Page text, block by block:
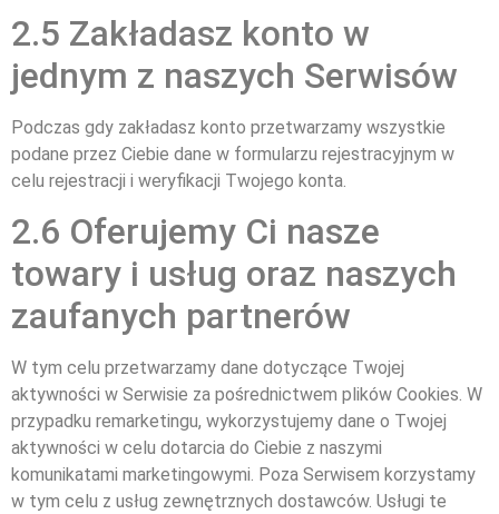
2.5 Zakładasz konto w
jednym z naszych Serwisów
Podczas gdy zakładasz konto przetwarzamy wszystkie
podane przez Ciebie dane w formularzu rejestracyjnym w
celu rejestracji i weryfikacji Twojego konta.
2.6 Oferujemy Ci nasze
towary i usług oraz naszych
zaufanych partnerów
W tym celu przetwarzamy dane dotyczące Twojej
aktywności w Serwisie za pośrednictwem plików Cookies. W
przypadku remarketingu, wykorzystujemy dane o Twojej
aktywności w celu dotarcia do Ciebie z naszymi
komunikatami marketingowymi. Poza Serwisem korzystamy
w tym celu z usług zewnętrznych dostawców. Usługi te